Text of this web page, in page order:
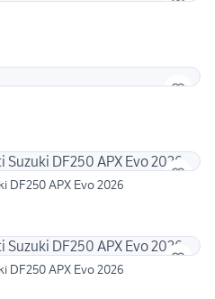
DF250 APX Evo 2026
DF250 APX Evo 2026